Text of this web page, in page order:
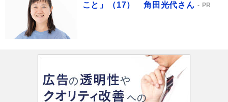
こと」（17） 角田光代さん
PR